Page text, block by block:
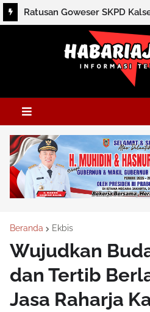
Ratusan Goweser SKPD
ke-76 dan HUT ke-81 RI
Beranda Ekbis
Wujudkan
dan Tertib
Jasa Raharja